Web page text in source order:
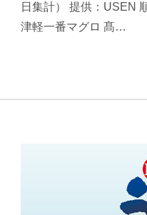
日集計） 提供：USEN
津軽一番マグロ 髙…